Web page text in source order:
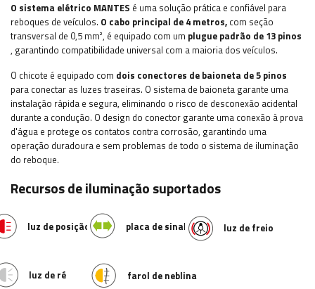
O sistema elétrico MANTES é uma solução prática e confiável para
reboques de veículos. O cabo principal de 4 metros, com seção
transversal de 0,5 mm², é equipado com um plugue padrão de 13 pinos
, garantindo compatibilidade universal com a maioria dos veículos.
O chicote é equipado com dois conectores de baioneta de 5 pinos
para conectar as luzes traseiras. O sistema de baioneta garante uma
instalação rápida e segura, eliminando o risco de desconexão acidental
durante a condução. O design do conector garante uma conexão à prova
d'água e protege os contatos contra corrosão, garantindo uma
operação duradoura e sem problemas de todo o sistema de iluminação
do reboque.
Recursos de iluminação suportados
luz de posição
luz de ré
placa de sinalização
farol de neblina
luz de freio